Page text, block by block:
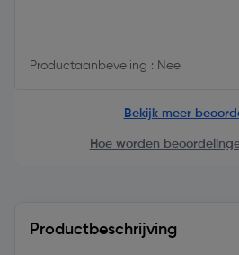
Productaanbeveling : Nee
Bekijk meer
Hoe worden
Productbeschrijving